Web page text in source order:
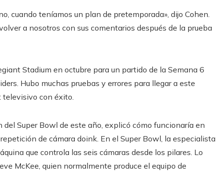
cuando teníamos un plan de pretemporada», dijo Cohen.
a nosotros con sus comentarios después de la prueba
Stadium en octubre para un partido de la Semana 6
Hubo muchas pruebas y errores para llegar a este
televisivo con éxito.
Super Bowl de este año, explicó cómo funcionaría en
de cámara doink. En el Super Bowl, la especialista
que controla las seis cámaras desde los pilares. Lo
McKee, quien normalmente produce el equipo de